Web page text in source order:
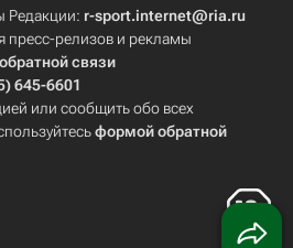
Редакции: r-sport.internet@ria.ru
релизов и рекламы
связи
645-6601
или сообщить обо всех
формой обратной